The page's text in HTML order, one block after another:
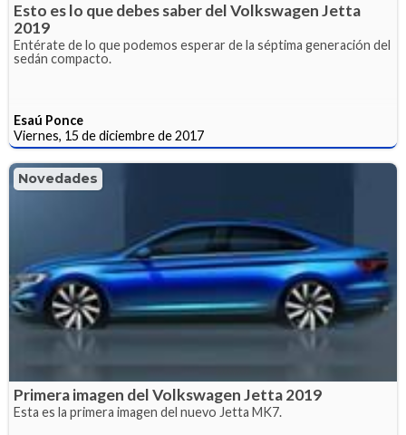
Esto es lo que debes saber del Volkswagen Jetta
2019
Entérate de lo que podemos esperar de la séptima generación del
sedán compacto.
Esaú Ponce
Viernes, 15 de diciembre de 2017
Novedades
Primera imagen del Volkswagen Jetta 2019
Esta es la primera imagen del nuevo Jetta MK7.